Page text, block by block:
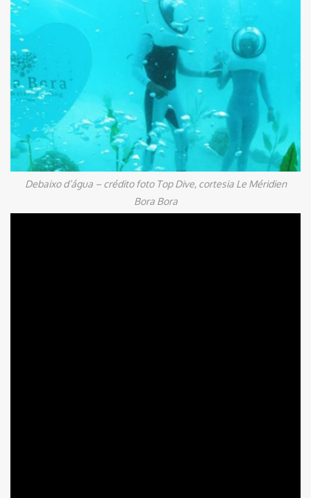
Debaixo d’água – crédito foto Top Dive, cortesia Le Méridien
Bora Bora